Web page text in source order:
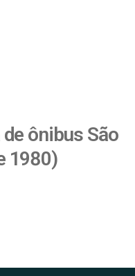
ônibus São
1980)